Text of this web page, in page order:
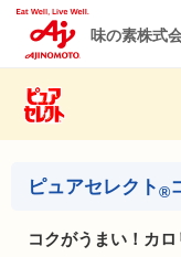
味の素株式
ピュアセレクト
コクがうまい！カロ